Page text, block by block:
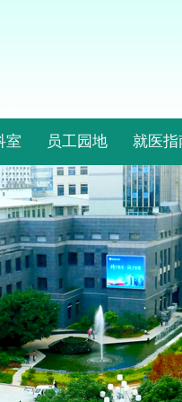
室 员工园地 就医指